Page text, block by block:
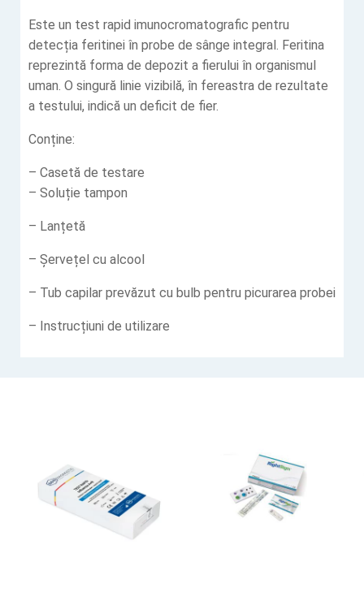
Este un test rapid imunocromatografic pentru
detecția feritinei în probe de sânge integral. Feritina
reprezintă forma de depozit a fierului în organismul
uman. O singură linie vizibilă, în fereastra de rezultate
a testului, indică un deficit de fier.
Conține:
– Casetă de testare
– Soluție tampon
– Lanțetă
– Șervețel cu alcool
– Tub capilar prevăzut cu bulb pentru picurarea probei
– Instrucțiuni de utilizare